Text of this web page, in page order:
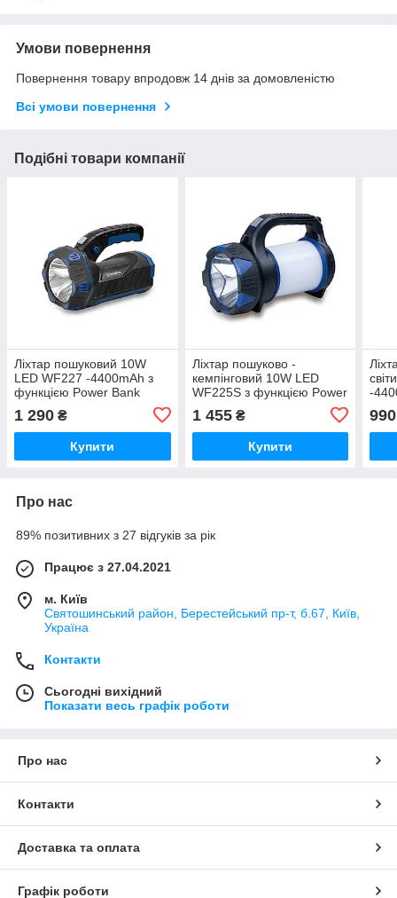
Умови повернення
Повернення товару впродовж 14 днів за домовленістю
Всі умови повернення
Подібні товари компанії
Ліхтар пошуковий 10W
LED WF227 -4400mAh з
функцією Power Bank
1 290 ₴
Купити
Ліхтар пошуково -
кемпінговий 10W LED
WF225S з функцією Power
1 455₴
Купити
-
990
Про нас
89% позитивних з 27 відгуків за рік
Працює з 27.04.2021
м. Київ
Святошинський район, Берестейський пр-т, б.67, Київ,
Україна
Контакти
Сьогодні вихідний
Показати весь графік роботи
Про нас
Контакти
Доставка та оплата
Графік роботи